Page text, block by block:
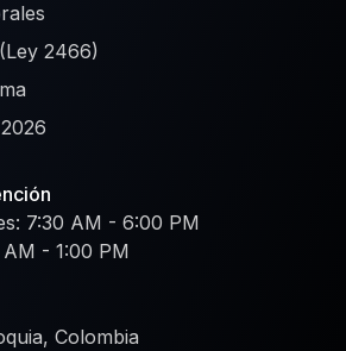
2466)
7:30 AM - 6:00 PM
- 1:00 PM
Colombia